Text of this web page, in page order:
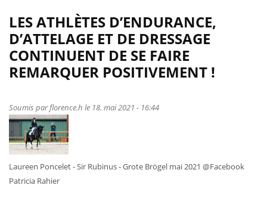
de
Une
4ème
place
méritée
l’équipe
lors
LES ATHLÈTES D’ENDURANCE,
D’ATTELAGE ET DE DRESSAGE
CONTINUENT DE SE FAIRE
REMARQUER POSITIVEMENT !
Soumis parflorence.h le 18. mai 2021 - 16:44
Laureen Poncelet - Sir Rubinus - Grote Brögel mai 2021 @Facebook
Patricia Rahier